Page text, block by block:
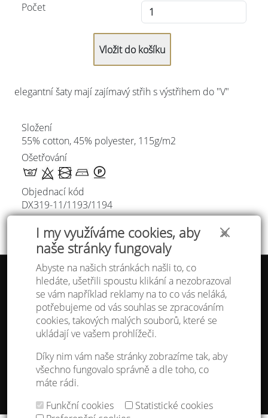
✕
I my využíváme cookies, aby
naše stránky fungovaly
Abyste na našich stránkách našli to, co
hledáte, ušetřili spoustu klikání a nezobrazoval
se vám například reklamy na to co vás neláká,
potřebujeme od vás souhlas se zpracováním
cookies, takových malých souborů, které se
ukládají ve vašem prohlížeči.
Díky nim vám naše stránky zobrazíme tak, aby
všechno fungovalo správně a dle toho, co
máte rádi.
Funkční cookies
Statistické cookies
Počet
elegantní šaty mají zajímavý střih s výstřihem do "V"
Složení
55% cotton, 45% polyester, 115g/m2
Ošetřování
Objednací kód
DX319-11/1193/1194
Tabulka velikostí
Doprava a platba
Ochrana osobních údajů
Obchodní podmínky
Kontakt
Atelier IVN
Na Výhledě 324/1
360 17 Karlovy Vary
Nastavení cookies